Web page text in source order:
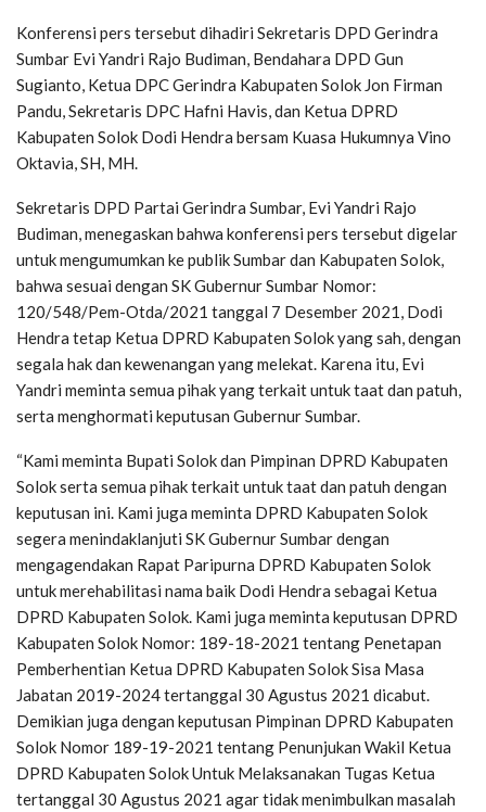
Konferensi pers tersebut dihadiri Sekretaris DPD Gerindra
Sumbar Evi Yandri Rajo Budiman, Bendahara DPD Gun
Sugianto, Ketua DPC Gerindra Kabupaten Solok Jon Firman
Pandu, Sekretaris DPC Hafni Havis, dan Ketua DPRD
Kabupaten Solok Dodi Hendra bersam Kuasa Hukumnya Vino
Oktavia, SH, MH.
Sekretaris DPD Partai Gerindra Sumbar, Evi Yandri Rajo
Budiman, menegaskan bahwa konferensi pers tersebut digelar
untuk mengumumkan ke publik Sumbar dan Kabupaten Solok,
bahwa sesuai dengan SK Gubernur Sumbar Nomor:
120/548/Pem-Otda/2021 tanggal 7 Desember 2021, Dodi
Hendra tetap Ketua DPRD Kabupaten Solok yang sah, dengan
segala hak dan kewenangan yang melekat. Karena itu, Evi
Yandri meminta semua pihak yang terkait untuk taat dan patuh,
serta menghormati keputusan Gubernur Sumbar.
“Kami meminta Bupati Solok dan Pimpinan DPRD Kabupaten
Solok serta semua pihak terkait untuk taat dan patuh dengan
keputusan ini. Kami juga meminta DPRD Kabupaten Solok
segera menindaklanjuti SK Gubernur Sumbar dengan
mengagendakan Rapat Paripurna DPRD Kabupaten Solok
untuk merehabilitasi nama baik Dodi Hendra sebagai Ketua
DPRD Kabupaten Solok. Kami juga meminta keputusan DPRD
Kabupaten Solok Nomor: 189-18-2021 tentang Penetapan
Pemberhentian Ketua DPRD Kabupaten Solok Sisa Masa
Jabatan 2019-2024 tertanggal 30 Agustus 2021 dicabut.
Demikian juga dengan keputusan Pimpinan DPRD Kabupaten
Solok Nomor 189-19-2021 tentang Penunjukan Wakil Ketua
DPRD Kabupaten Solok Untuk Melaksanakan Tugas Ketua
tertanggal 30 Agustus 2021 agar tidak menimbulkan masalah